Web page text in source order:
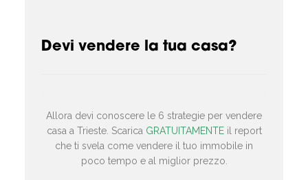
Devi vendere la tua casa?
Allora devi conoscere le 6 strategie per vendere
casa a Trieste. Scarica GRATUITAMENTEil report
che ti svela come vendere il tuo immobile in
poco tempo e al miglior prezzo.